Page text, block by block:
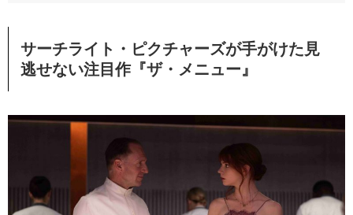
サーチライト・ピクチャーズが手がけた見
逃せない注目作『ザ・メニュー』